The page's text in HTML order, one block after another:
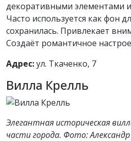
декоративными элементами
Часто используется как фон
сохранилась. Привлекает
Создаёт романтичное
Адрес:ул. Ткаченко, 7
Вилла Крелль
Элегантная историческая
части города. Фото: